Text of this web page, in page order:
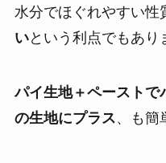
水分でほぐれやすい性
いという利点でもあり
パイ生地＋ペーストで
の生地にプラス、も簡